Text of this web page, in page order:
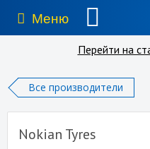
Меню
Перейти на
Все производители
Nokian Tyres